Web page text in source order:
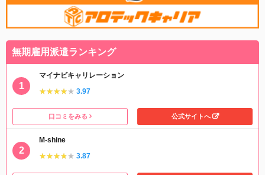
無期雇用派遣ランキング
マイナビキャリレーション
★★★★★
★★★★★ 3.97
口コミをみる 公式サイトへ
M-shine
★★★★★
★★★★★ 3.87